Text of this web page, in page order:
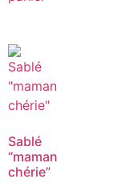
Sablé
“maman
chérie”